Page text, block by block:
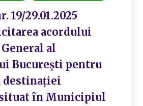
19/29.01.2025
acordului
al
București pentru
destinației
în Municipiul